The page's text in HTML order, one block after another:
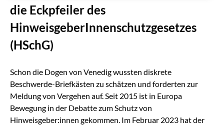
die Eckpfeiler des
HinweisgeberInnenschutzgesetzes
(HSchG)
Schon die Dogen von Venedig wussten diskrete
Beschwerde-Briefkästen zu schätzen und forderten zur
Meldung von Vergehen auf. Seit 2015 ist in Europa
Bewegung in der Debatte zum Schutz von
Hinweisgeber:innen gekommen. Im Februar 2023 hat der